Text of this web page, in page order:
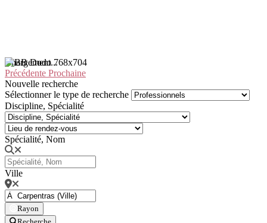
Chargement...
Précédente Prochaine
Nouvelle recherche
Sélectionner le type de recherche
Discipline, Spécialité
Spécialité, Nom
Ville
Rayon